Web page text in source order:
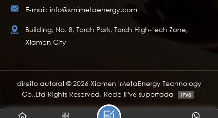
E-mail: info@xmimetaenergy.com
Building, No. 8, Torch Park, Torch High-tech Zone,
Xiamen City
direito autoral © 2026 Xiamen iMetaEnergy Technology
Co.,Ltd Rights Reserved. Rede IPv6 suportada